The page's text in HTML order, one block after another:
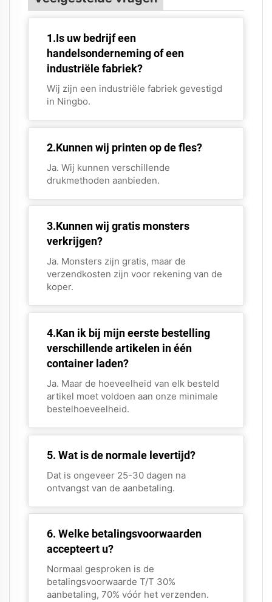
1.Is uw bedrijf een
handelsonderneming of een
industriële fabriek?
Wij zijn een industriële fabriek gevestigd
in Ningbo.
2.Kunnen wij printen op de fles?
Ja. Wij kunnen verschillende
drukmethoden aanbieden.
3.Kunnen wij gratis monsters
verkrijgen?
Ja. Monsters zijn gratis, maar de
verzendkosten zijn voor rekening van de
koper.
4.Kan ik bij mijn eerste bestelling
verschillende artikelen in één
container laden?
Ja. Maar de hoeveelheid van elk besteld
artikel moet voldoen aan onze minimale
bestelhoeveelheid.
5. Wat is de normale levertijd?
Dat is ongeveer 25-30 dagen na
ontvangst van de aanbetaling.
6. Welke betalingsvoorwaarden
accepteert u?
Normaal gesproken is de
betalingsvoorwaarde T/T 30%
aanbetaling, 70% vóór het verzenden.